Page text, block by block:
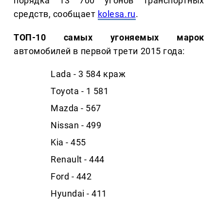
средств, сообщает kolesa.ru.
ТОП-10 самых угоняемых марок
автомобилей в первой трети 2015 года:
Lada - 3 584 краж
Toyota - 1 581
Mazda - 567
Nissan - 499
Kia - 455
Renault - 444
Ford - 442
Hyundai - 411